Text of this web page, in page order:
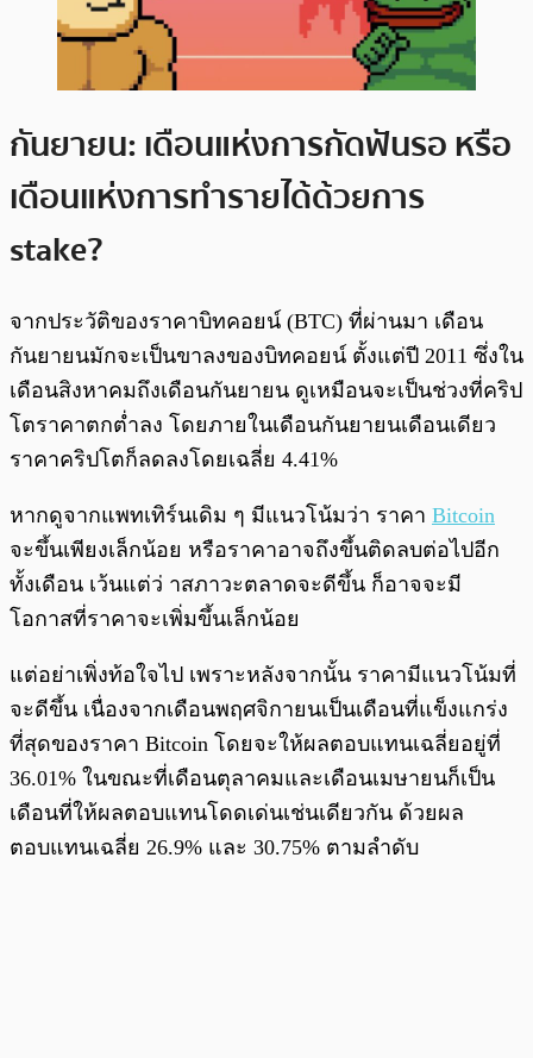
กันยายน: เดือนแห่งการกัดฟันรอ หรือ
เดือนแห่งการทำรายได้ด้วยการ
stake?
จากประวัติของราคาบิทคอยน์ (BTC) ที่ผ่านมา เดือน
กันยายนมักจะเป็นขาลงของบิทคอยน์ ตั้งแต่ปี 2011 ซึ่งใน
เดือนสิงหาคมถึงเดือนกันยายน ดูเหมือนจะเป็นช่วงที่คริป
โตราคาตกต่ำลง โดยภายในเดือนกันยายนเดือนเดียว
ราคาคริปโตก็ลดลงโดยเฉลี่ย 4.41%
หากดูจากแพทเทิร์นเดิม ๆ มีแนวโน้มว่า ราคา Bitcoin
จะขึ้นเพียงเล็กน้อย หรือราคาอาจถึงขึ้นติดลบต่อไปอีก
ทั้งเดือน เว้นแต่ว่ าสภาวะตลาดจะดีขึ้น ก็อาจจะมี
โอกาสที่ราคาจะเพิ่มขึ้นเล็กน้อย
แต่อย่าเพิ่งท้อใจไป เพราะหลังจากนั้น ราคามีแนวโน้มที่
จะดีขึ้น เนื่องจากเดือนพฤศจิกายนเป็นเดือนที่แข็งแกร่ง
ที่สุดของราคา Bitcoin โดยจะให้ผลตอบแทนเฉลี่ยอยู่ที่
36.01% ในขณะที่เดือนตุลาคมและเดือนเมษายนก็เป็น
เดือนที่ให้ผลตอบแทนโดดเด่นเช่นเดียวกัน ด้วยผล
ตอบแทนเฉลี่ย 26.9% และ 30.75% ตามลำดับ